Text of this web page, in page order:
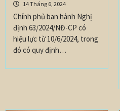
14 Tháng 6, 2024
Chính phủ ban hành Nghị
định 63/2024/NĐ-CP có
hiệu lực từ 10/6/2024, trong
đó có quy định…